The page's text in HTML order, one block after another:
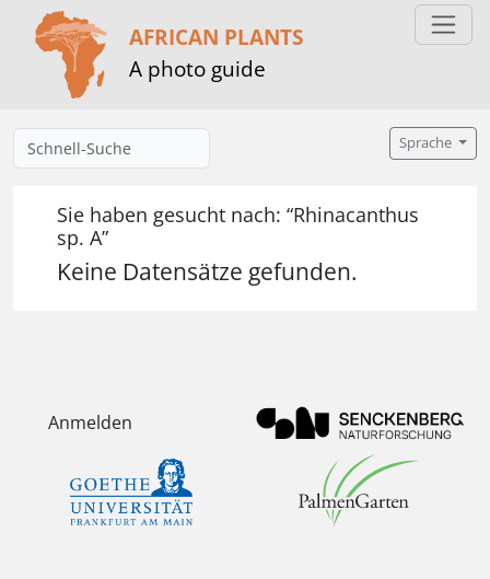
AFRICAN PLANTS
A photo guide
Sprache
Sie haben gesucht nach: “Rhinacanthus
sp. A”
Keine Datensätze gefunden.
Anmelden